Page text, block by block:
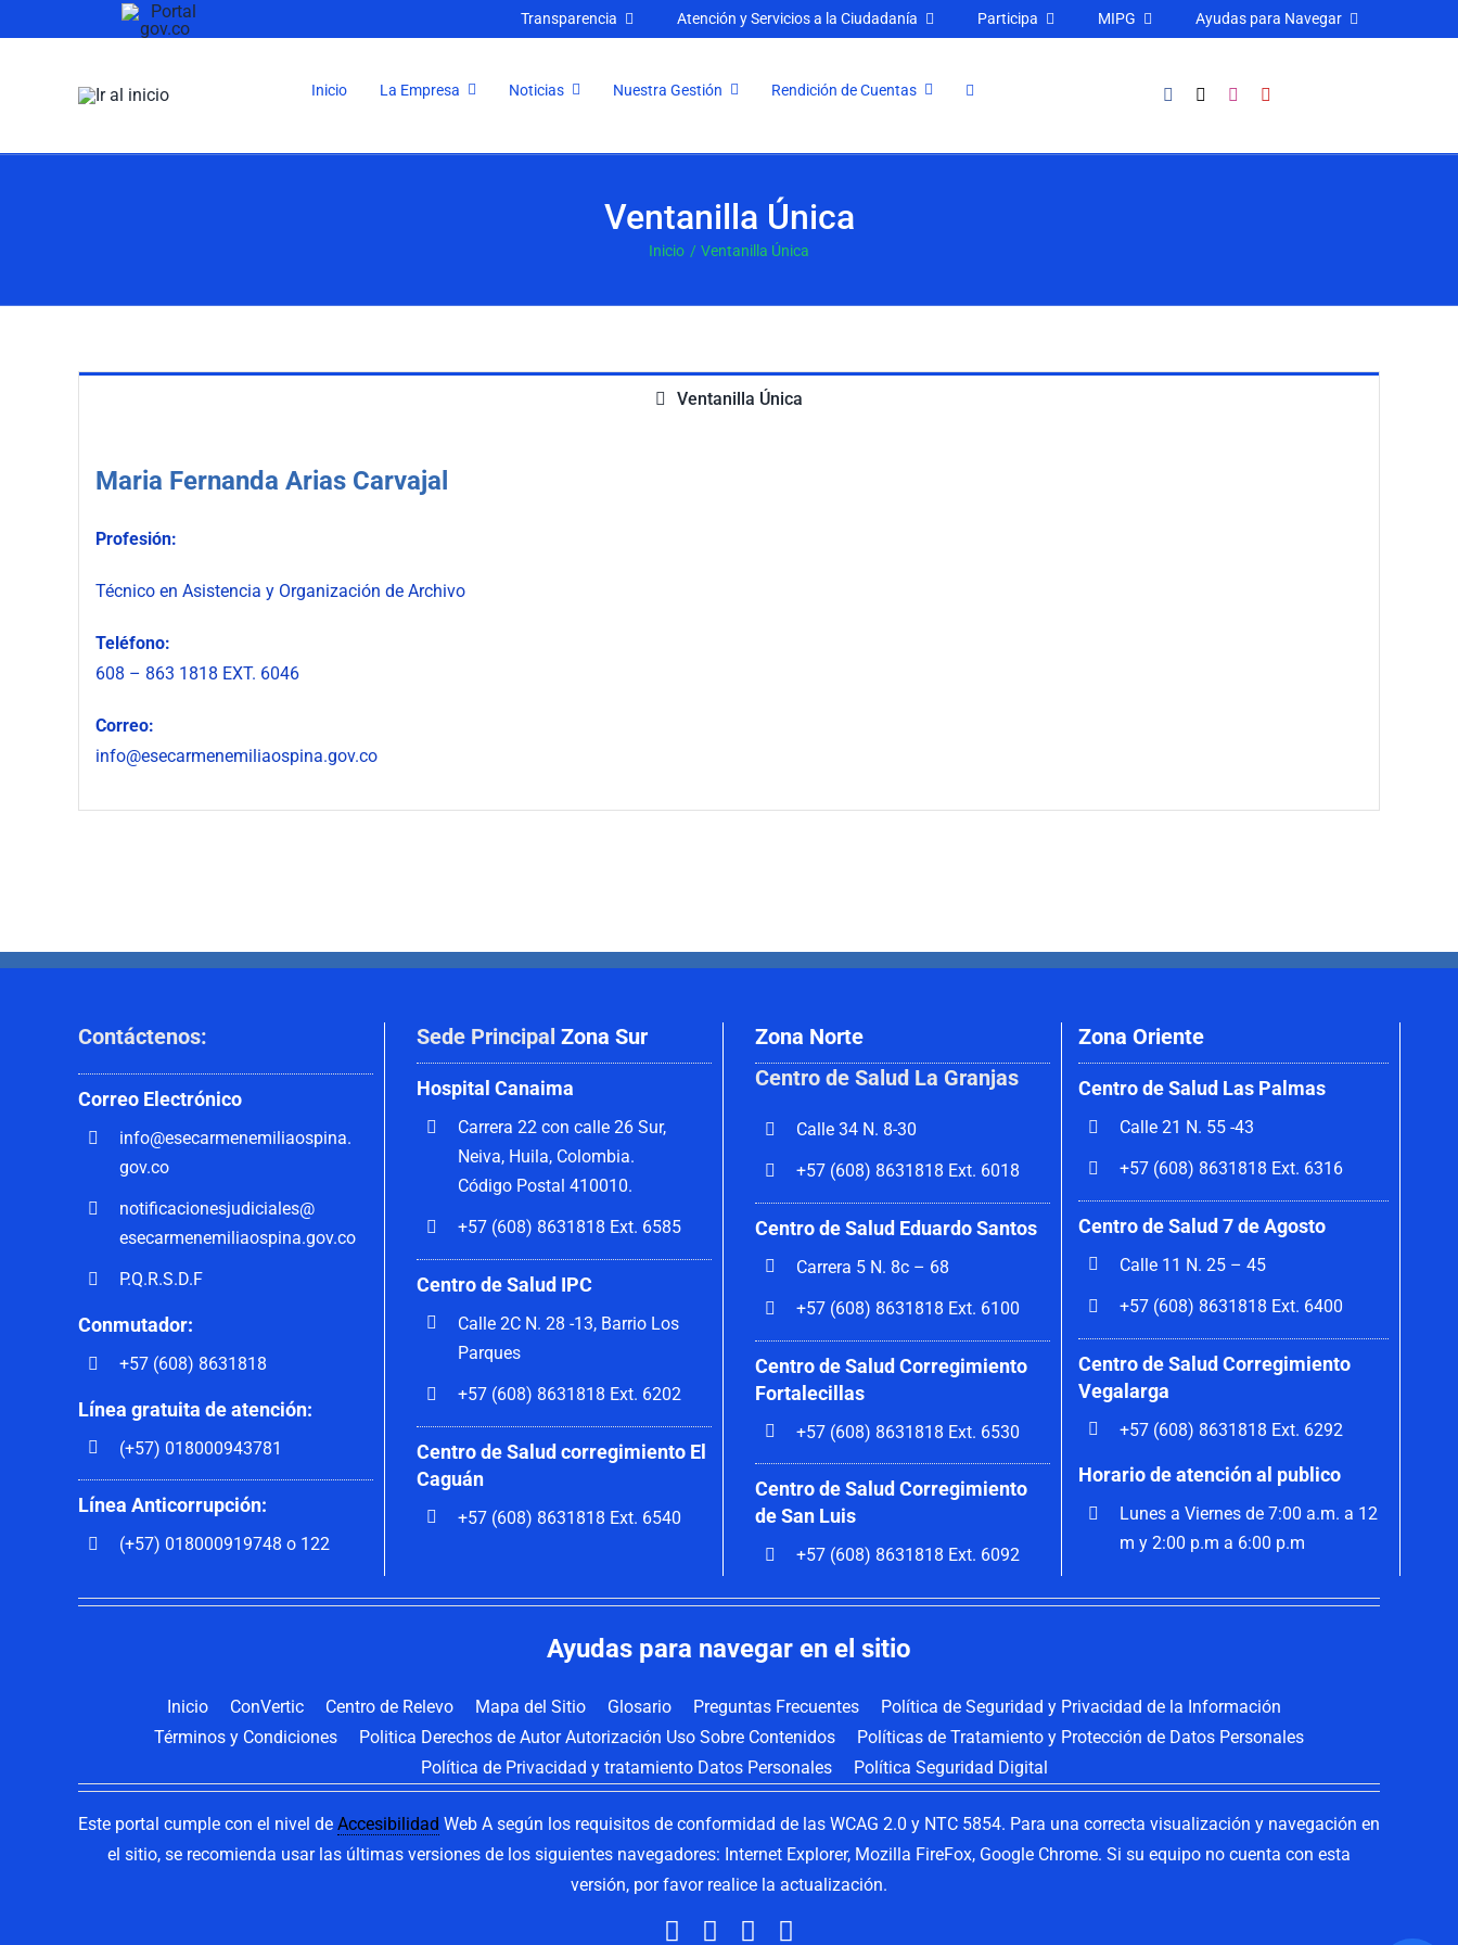
al
Transparencia Atención y Servicios a la Ciudadanía Participa MIPG Ayudas para Navegar
Inicio La Empresa Noticias Nuestra Gestión Rendición de Cuentas
Ventanilla Única
Inicio Ventanilla Única
Ventanilla Única
Maria Fernanda Arias Carvajal
Profesión:
Técnico en Asistencia y Organización de Archivo
Teléfono:
608 – 863 1818 EXT. 6046
Correo:
info@esecarmenemiliaospina.gov.co
Contáctenos:
Correo Electrónico
info@esecarmenemiliaospina.
gov.co
notificacionesjudiciales@
esecarmenemiliaospina.gov.co
P.Q.R.S.D.F
Conmutador:
+57 (608) 8631818
Línea gratuita de atención:
(+57) 018000943781
Línea Anticorrupción:
(+57) 018000919748 o 122
Sede Principal Zona Sur
Hospital Canaima
Carrera 22 con calle 26 Sur,
Neiva, Huila, Colombia.
Código Postal 410010.
+57 (608) 8631818 Ext. 6585
Centro de Salud IPC
Calle 2C N. 28 -13, Barrio Los
Parques
+57 (608) 8631818 Ext. 6202
Centro de Salud corregimiento El
Caguán
+57 (608) 8631818 Ext. 6540
Zona Norte
Centro de Salud La Granjas
Calle 34 N. 8-30
+57 (608) 8631818 Ext. 6018
Centro de Salud Eduardo Santos
Carrera 5 N. 8c – 68
+57 (608) 8631818 Ext. 6100
Centro de Salud Corregimiento
Fortalecillas
+57 (608) 8631818 Ext. 6530
Centro de Salud Corregimiento
de San Luis
+57 (608) 8631818 Ext. 6092
Zona Oriente
Centro de Salud Las Palmas
Calle 21 N. 55 -43
+57 (608) 8631818 Ext. 6316
Centro de Salud 7 de Agosto
Calle 11 N. 25 – 45
+57 (608) 8631818 Ext. 6400
Centro de Salud Corregimiento
Vegalarga
+57 (608) 8631818 Ext. 6292
Horario de atención al publico
Lunes a Viernes de 7:00 a.m. a 12
m y 2:00 p.m a 6:00 p.m
Ayudas para navegar en el sitio
Inicio ConVertic Centro de Relevo Mapa del Sitio Glosario Preguntas Frecuentes
Política de Seguridad y Privacidad de la Información
Términos y Condiciones
Politica Derechos de Autor Autorización Uso Sobre Contenidos
Políticas de Tratamiento y Protección de Datos Personales
Política de Privacidad y tratamiento Datos Personales
Política Seguridad Digital
Este portal cumple con el nivel de Accesibilidad Web A según los requisitos de conformidad de las WCAG 2.0 y NTC 5854. Para una correcta visualización y navegación en
el sitio, se recomienda usar las últimas versiones de los siguientes navegadores: Internet Explorer, Mozilla FireFox, Google Chrome. Si su equipo no cuenta con esta
versión, por favor realice la actualización.